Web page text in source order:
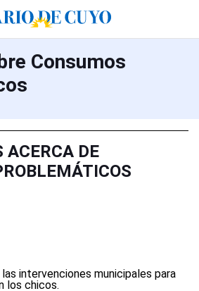
Consumos
ACERCA DE